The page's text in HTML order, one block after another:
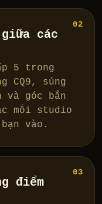
02
các
5 trong
CQ9, súng
và góc bắn
mỗi studio
vào.
03
điểm